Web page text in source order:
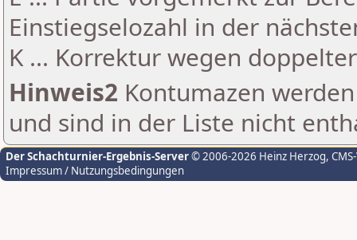
Einstiegselozahl in der
K ... Korrektur wegen
Hinweis2 Kontumazen
und sind in der Liste nicht
Der Schachturnier-Ergebnis-Server© 2006-2026 Heinz Herzog,
Impressum / Nutzungsbedingungen